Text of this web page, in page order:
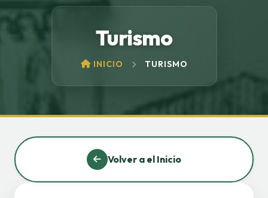
Turismo
INICIO TURISMO
Volver a el Inicio